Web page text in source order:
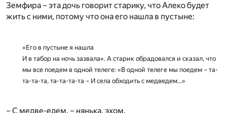
Земфира – эта дочь говорит старику, что Алеко будет
жить с ними, потому что она его нашла в пустыне:
«Его в пустыне я нашла
И в табор на ночь зазвала». А старик обрадовался и сказал, что
мы все поедем в одной телеге: «В одной телеге мы поедем – та-
та-та-та, та-та-та-та – И села обходить с медведем...»
– С медве-едем, – нянька, эхом.